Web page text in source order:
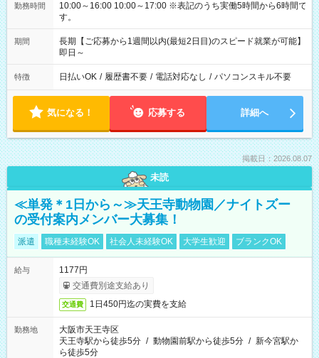
勤務時間
10:00～16:00 10:00～17:00 ※表記のうち実働5時間から6時間で
す。
期間
長期【ご応募から1週間以内(最短2日目)のスピード就業が可能】
即日～
特徴 日払いOK / 履歴書不要 / 電話対応なし / パソコンスキル不要
気になる！ 応募する 詳細へ
掲載日：2026.08.07
未読
≪単発＊1日から～≫天王寺動物園／ナイトズー
の受付案内メンバー大募集！
派遣 職種未経験OK 社会人未経験OK 大学生歓迎 ブランクOK
給与
1177円
交通費別途支給あり
交通費 1日450円迄の実費を支給
勤務地
大阪市天王寺区
天王寺駅から徒歩5分 / 動物園前駅から徒歩5分 / 新今宮駅か
ら徒歩5分